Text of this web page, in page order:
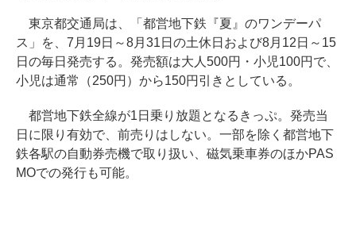
東京都交通局は、「都営地下鉄『夏』のワンデーパ
ス」を、7月19日～8月31日の土休日および8月12日～15
日の毎日発売する。発売額は大人500円・小児100円で、
小児は通常（250円）から150円引きとしている。
都営地下鉄全線が1日乗り放題となるきっぷ。発売当
日に限り有効で、前売りはしない。一部を除く都営地下
鉄各駅の自動券売機で取り扱い、磁気乗車券のほかPAS
MOでの発行も可能。